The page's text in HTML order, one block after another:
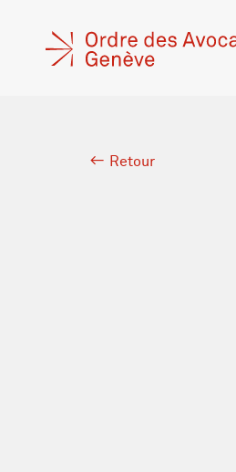
Retour